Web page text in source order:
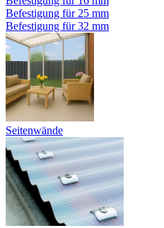
Befestigung für 25 mm
Befestigung für 32 mm
Seitenwände